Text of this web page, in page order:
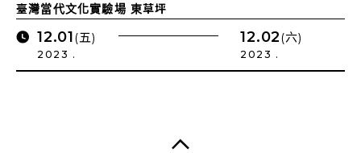
臺灣當代文化實驗場 東草坪
12.01(五)
2023 .
12.02(六)
2023 .